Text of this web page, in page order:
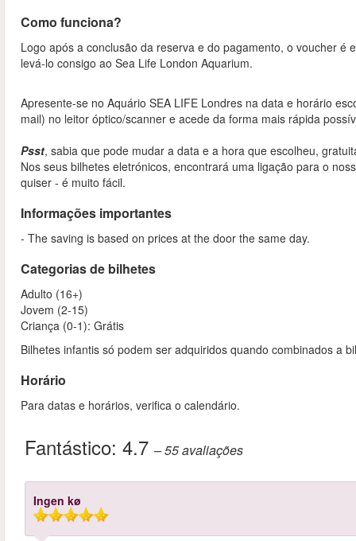
Como funciona?
Logo após a conclusão da reserva e do pagamento, o voucher
levá-lo consigo ao Sea Life London Aquarium.
Apresente-se no Aquário SEA LIFE Londres na data e horário
mail) no leitor óptico/scanner e acede da forma mais rápida
Psst, sabia que pode mudar a data e a hora que escolheu,
Nos seus bilhetes eletrónicos, encontrará uma ligação para o
quiser - é muito fácil.
Informações importantes
- The saving is based on prices at the door the same day.
Categorias de bilhetes
Adulto (16+)
Jovem (2-15)
Criança (0-1): Grátis
Bilhetes infantis só podem ser adquiridos quando combinados a
Horário
Para datas e horários, verifica o calendário.
Fantástico: 4.7 – 55avaliações
Ingen kø